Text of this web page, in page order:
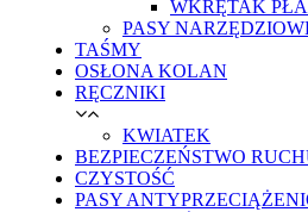
WKRĘTAK
PASY
TAŚMY
OSŁONA KOLAN
RĘCZNIKI
KWIATEK
BEZPIECZEŃSTWO
CZYSTOŚĆ
PASY